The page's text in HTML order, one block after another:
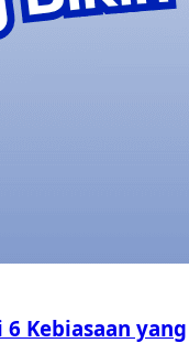
Kebiasaan yang